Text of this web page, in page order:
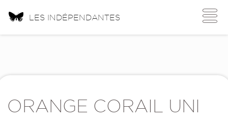
Toggle
LES INDÉPENDANTES
ORANGE CORAIL UNI